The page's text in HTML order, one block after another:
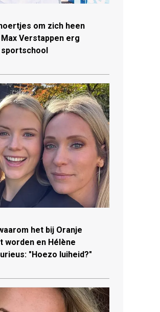
om zich heen
Verstappen erg
het bij Oranje
worden en Hélène
"Hoezo luiheid?"